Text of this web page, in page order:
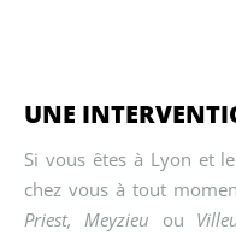
UNE
Si vous êtes à Lyon et
chez vous à tout
Priest, Meyzieu ou